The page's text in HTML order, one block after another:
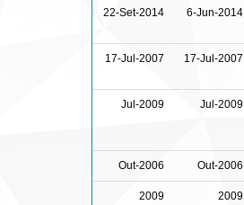
22-Set-2014 6-Jun-2014
17-Jul-2007 17-Jul-2007
Jul-2009 Jul-2009
Out-2006 Out-2006
2009 2009